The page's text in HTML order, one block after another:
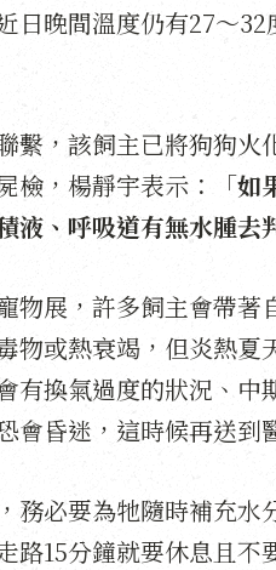
日晚間溫度仍有27～
繫，該飼主已將狗狗
檢，楊靜宇表示：「如
液、呼吸道有無水腫去
物展，許多飼主會帶
物或熱衰竭，但炎熱
有換氣過度的狀況、
會昏迷，這時候再送到
務必要為牠隨時補充
路15分鐘就要休息且